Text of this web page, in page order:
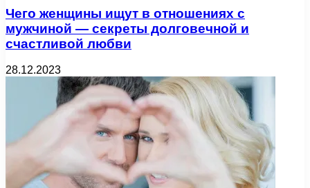
Чего женщины ищут в отношениях с
мужчиной — секреты долговечной и
счастливой любви
28.12.2023